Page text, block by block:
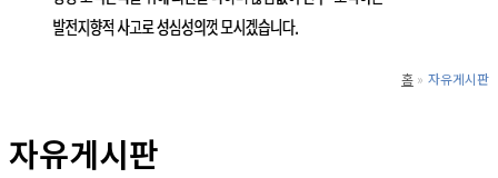
홈 자유게시판
자유게시판